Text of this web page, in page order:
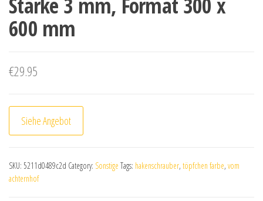
600 mm
€29.95
Siehe Angebot
SKU: 5211d0489c2d Category: Sonstige Tags: hakenschrauber, töpfchen farbe, vom
achternhof